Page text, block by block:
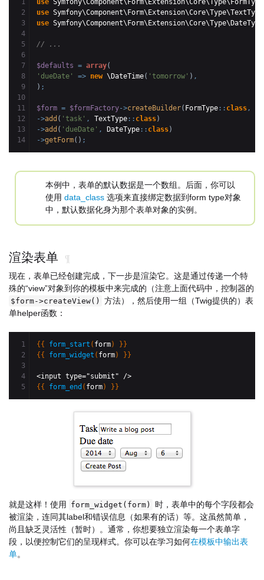
1
2
3
4
5
6
7
8
9
10
11
12
13
use Symfony\Component\Form\Extension\Core\Type\FormType
use Symfony\Component\Form\Extension\Core\Type\TextType
use Symfony\Component\Form\Extension\Core\Type\DateType
// ...
$defaults = array(
'dueDate'
=> new \DateTime( 'tomorrow' ) ,
) ;
$form = $formFactory->createBuilder( FormType :: class,
->add ( 'task' , TextType :: class)
->add ( 'dueDate' , DateType :: class)
->getForm( ) ;
本例中，表单的默认数据是一个数组。后面，你可以
使用 data_class 选项来直接绑定数据到form type对象
中，默认数据化身为那个表单对象的实例。
渲染表单 ¶
现在，表单已经创建完成，下一步是渲染它。这是通过传递一个特
殊的“view”对象到你的模板中来完成的（注意上面代码中，控制器的
$form->createView()
方法），然后使用一组（Twig提供的）表
单helper函数：
1
2
3
4
{ { form_start ( form) } }
{ { form_widget ( form) } }
{ { form_end ( form) } }
就是这样！使用 form_widget(form)
时，表单中的每个字段都会
被渲染，连同其label和错误信息（如果有的话）等。这虽然简单，
尚且缺乏灵活性（暂时）。通常，你想要独立渲染每一个表单字
段，以便控制它们的呈现样式。你可以在学习如何在模板中输出表
单。